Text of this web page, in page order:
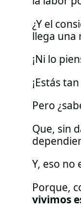
¿Y el
llega una
¡Ni lo
¡Estás
Pero
Que, sin
Y, eso no
Porque,
vivimos